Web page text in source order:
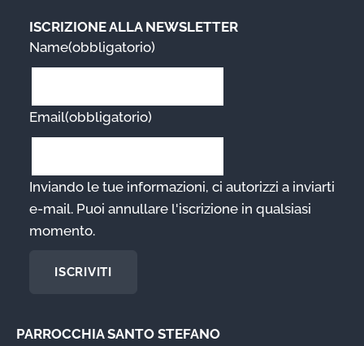
ISCRIZIONE ALLA NEWSLETTER
Name(obbligatorio)
Email(obbligatorio)
Inviando le tue informazioni, ci autorizzi a inviarti
e-mail. Puoi annullare l'iscrizione in qualsiasi
momento.
ISCRIVITI
PARROCCHIA SANTO STEFANO